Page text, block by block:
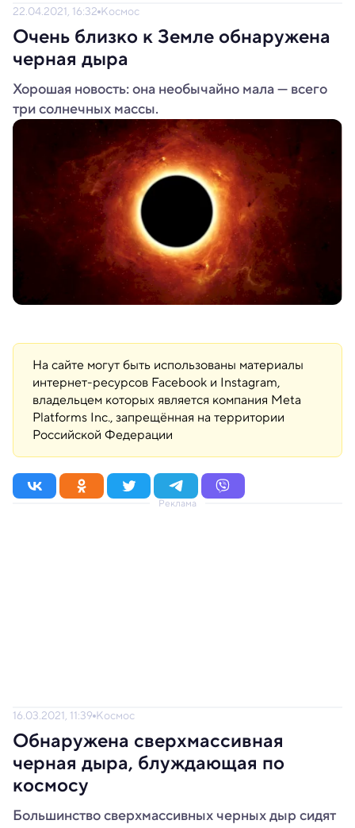
22.04.2021, 16:32 Космос
Очень близко к Земле обнаружена
черная дыра
Хорошая новость: она необычайно мала — всего
три солнечных массы.
На сайте могут быть использованы материалы
интернет-ресурсов Facebook и Instagram,
владельцем которых является компания Meta
Platforms Inc., запрещённая на территории
Российской Федерации
Реклама
16.03.2021, 11:39 Космос
Обнаружена сверхмассивная
черная дыра, блуждающая по
космосу
Большинство сверхмассивных черных дыр сидят